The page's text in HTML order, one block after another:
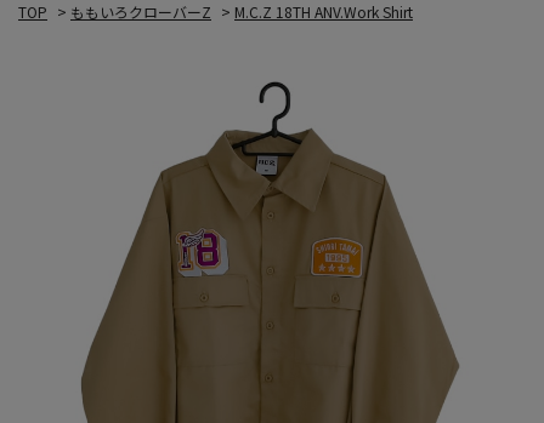
TOP > ももいろクローバーZ > M.C.Z 18TH ANV.Work Shirt